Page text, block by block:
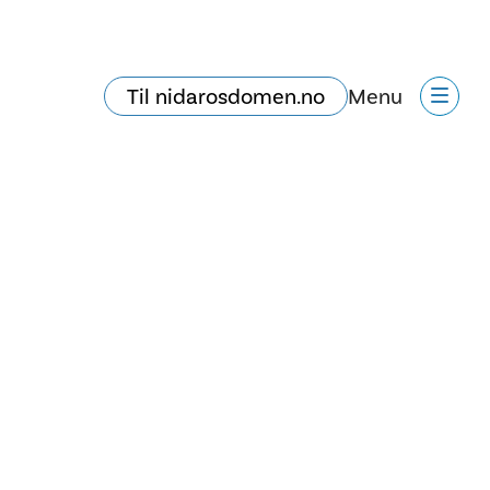
Til nidarosdomen.no Menu